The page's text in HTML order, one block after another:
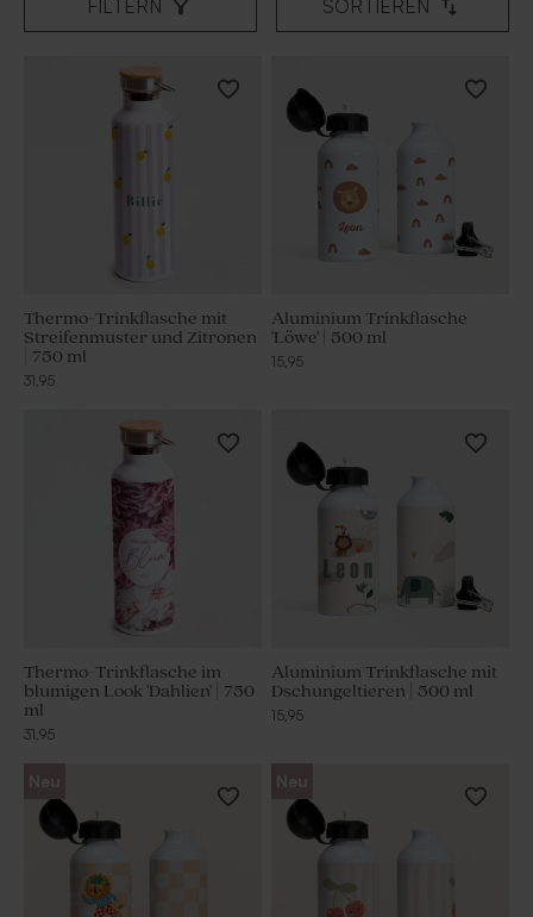
FILTERN SORTIEREN
Thermo-Trinkflasche mit
Streifenmuster und Zitronen
| 750 ml
31,95
Aluminium Trinkflasche
'Löwe' | 500 ml
15,95
Thermo-Trinkflasche im
blumigen Look 'Dahlien' | 750
ml
31,95
Aluminium Trinkflasche mit
Dschungeltieren | 500 ml
15,95
Neu Neu